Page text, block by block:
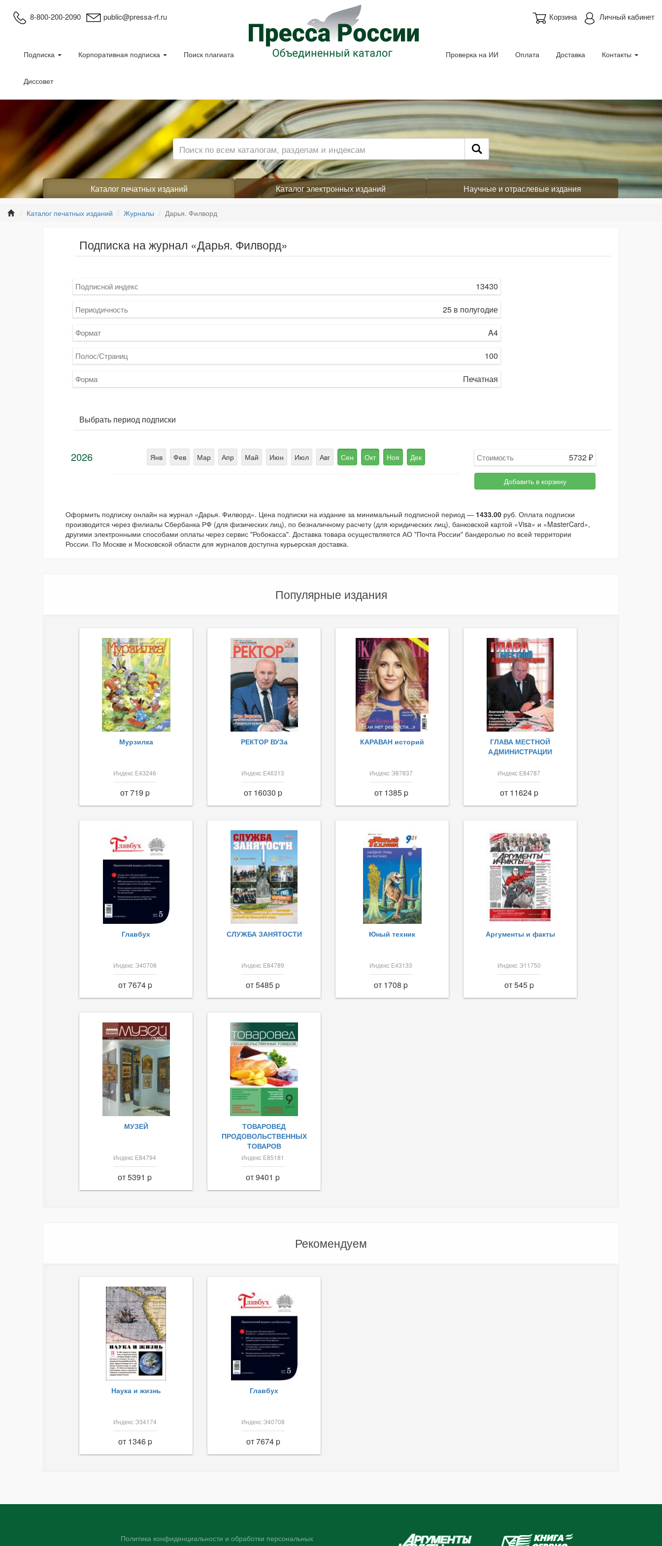
8-800-200-2090 public@pressa-rf.ru Личный кабинет
Корзина
Подписка Корпоративная подписка Поиск плагиата
Диссовет
Проверка на ИИ Оплата Доставка Контакты
Каталог печатных изданий Каталог электронных изданий Научные и отраслевые издания
Каталог печатных изданий Журналы Дарья. Филворд
Подписка на журнал «Дарья. Филворд»
Подписной индекс 13430
Периодичность 25 в полугодие
Формат A4
Полос/Страниц 100
Форма Печатная
Выбрать период подписки
2026 Янв Фев Мар Апр Май Июн Июл Авг Сен Окт Ноя Дек Стоимость 5732₽
Добавить в корзину
Оформить подписку онлайн на журнал «Дарья. Филворд». Цена подписки на издание за минимальный подписной период — 1433.00 руб. Оплата подписки
производится через филиалы Сбербанка РФ (для физических лиц), по безналичному расчету (для юридических лиц), банковской картой «Visa» и «MasterCard»,
другими электронными способами оплаты через сервис "Робокасса". Доставка товара осуществляется АО "Почта России" бандеролью по всей территории
России. По Москве и Московской области для журналов доступна курьерская доставка.
Популярные издания
Мурзилка
Индекс Е43246
от 719 p
РЕКТОР ВУЗа
Индекс Е46313
от 16030 p
КАРАВАН историй
Индекс Э87837
от 1385 p
ГЛАВА МЕСТНОЙ
АДМИНИСТРАЦИИ
Индекс Е84787
от 11624 p
Главбух
Индекс Э40708
от 7674 p
СЛУЖБА ЗАНЯТОСТИ
Индекс Е84789
от 5485 p
Юный техник
Индекс Е43133
от 1708 p
Аргументы и факты
Индекс Э11750
от 545 p
МУЗЕЙ
Индекс Е84794
от 5391 p
ТОВАРОВЕД
ПРОДОВОЛЬСТВЕННЫХ
ТОВАРОВ
Индекс Е85181
от 9401 p
Рекомендуем
Наука и жизнь
Индекс Э34174
от 1346 p
Главбух
Индекс Э40708
от 7674 p
Политика конфиденциальности и обработки персональных